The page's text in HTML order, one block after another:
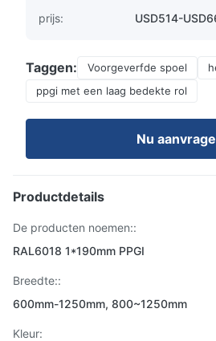
prijs:
USD514-
Taggen: Voorgeverfde spoel
ppgi met een laag bedekte rol
Nu
Productdetails
De producten noemen::
RAL6018 1*190mm PPGI
Breedte::
600mm-1250mm, 800~1250mm
Kleur: